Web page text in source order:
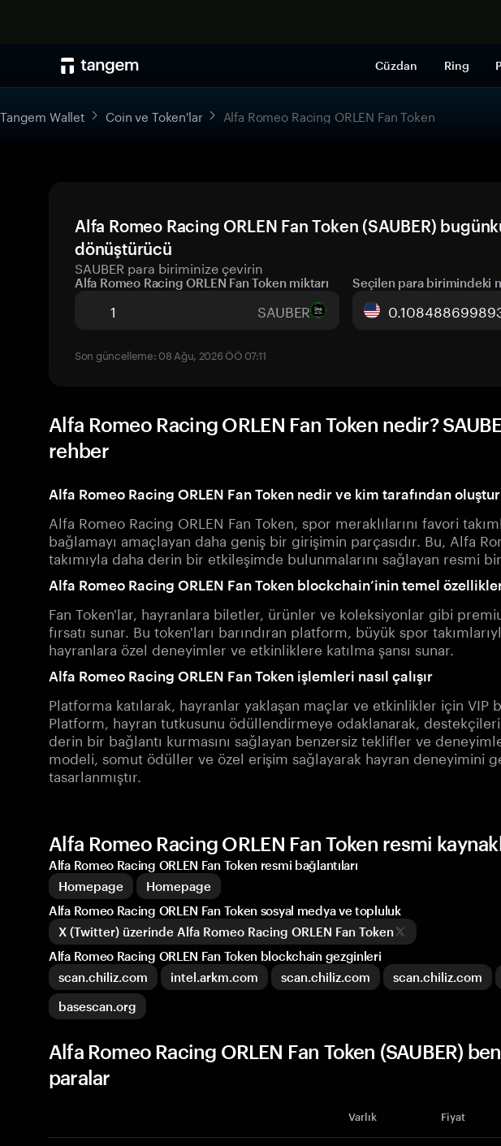
Cüzdan Ring
Tangem Wallet Coin ve Token'lar Alfa Romeo Racing ORLEN Fan Token
Alfa Romeo Racing ORLEN Fan Token (SAUBER)
dönüştürücü
SAUBER para biriminize çevirin
Alfa Romeo Racing ORLEN Fan Token miktarı
SAUBER
Seçilen para birimindeki
Son güncelleme: 08 Ağu, 2026 ÖÖ 07:11
Alfa Romeo Racing ORLEN Fan Token nedir?
rehber
Alfa Romeo Racing ORLEN Fan Token nedir ve kim tarafından
Alfa Romeo Racing ORLEN Fan Token, spor meraklılarını favori
bağlamayı amaçlayan daha geniş bir girişimin parçasıdır. Bu, Alfa
takımıyla daha derin bir etkileşimde bulunmalarını sağlayan resmi
Alfa Romeo Racing ORLEN Fan Token blockchain’inin temel
Fan Token'lar, hayranlara biletler, ürünler ve koleksiyonlar gibi
fırsatı sunar. Bu token'ları barındıran platform, büyük spor
hayranlara özel deneyimler ve etkinliklere katılma şansı sunar.
Alfa Romeo Racing ORLEN Fan Token işlemleri nasıl çalışır
Platforma katılarak, hayranlar yaklaşan maçlar ve etkinlikler için VIP
Platform, hayran tutkusunu ödüllendirmeye odaklanarak,
derin bir bağlantı kurmasını sağlayan benzersiz teklifler ve
modeli, somut ödüller ve özel erişim sağlayarak hayran deneyimini
tasarlanmıştır.
Alfa Romeo Racing ORLEN Fan Token resmi
Alfa Romeo Racing ORLEN Fan Token resmi bağlantıları
Homepage
Homepage
Alfa Romeo Racing ORLEN Fan Token sosyal medya ve topluluk
X (Twitter) üzerinde Alfa Romeo Racing ORLEN Fan Token
Alfa Romeo Racing ORLEN Fan Token blockchain gezginleri
scan.chiliz.com
intel.arkm.com scan.chiliz.com scan.chiliz.com
basescan.org
Alfa Romeo Racing ORLEN Fan Token (SAUBER)
paralar
Varlık Fiyat